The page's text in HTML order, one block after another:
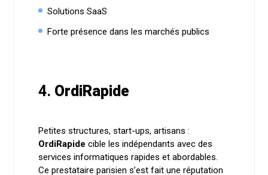
Solutions SaaS
Forte présence dans les marchés publics
4. OrdiRapide
Petites structures, start-ups, artisans :
OrdiRapide cible les indépendants avec des
services informatiques rapides et abordables.
Ce prestataire parisien s’est fait une réputation